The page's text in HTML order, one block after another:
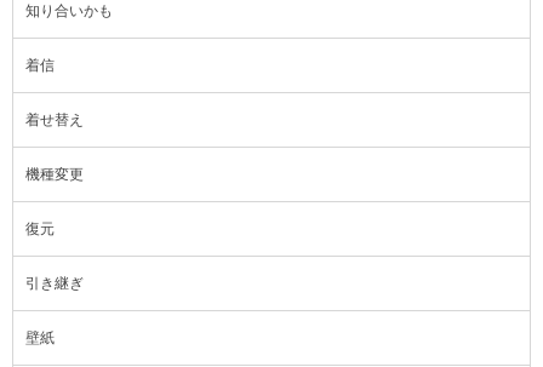
知り合いかも
着信
着せ替え
機種変更
復元
引き継ぎ
壁紙